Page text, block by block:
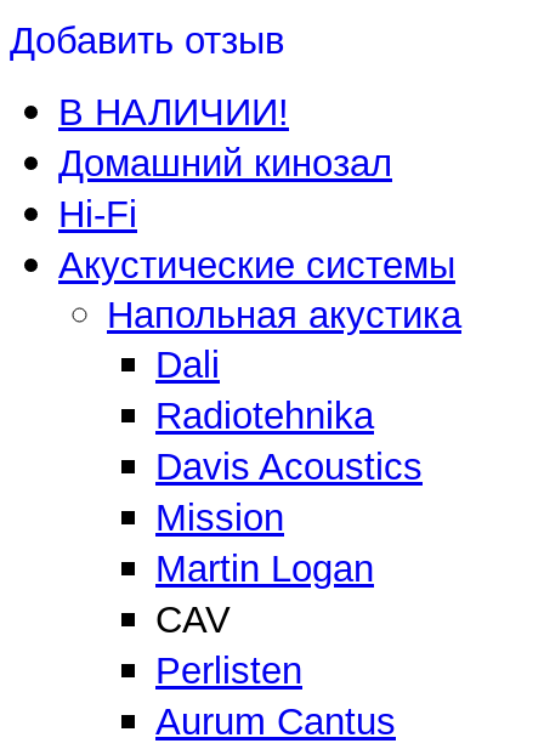
Добавить отзыв
В НАЛИЧИИ!
Домашний кинозал
Hi-Fi
Акустические системы
Напольная акустика
Dali
Radiotehnika
Davis Acoustics
Mission
Martin Logan
CAV
Perlisten
Aurum Cantus